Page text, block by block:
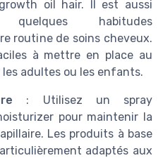
oil hair. Il est aussi
quelques habitudes
routine de soins cheveux.
à mettre en place au
adultes ou les enfants.
: Utilisez un spray
pour maintenir la
Les produits à base
adaptés aux